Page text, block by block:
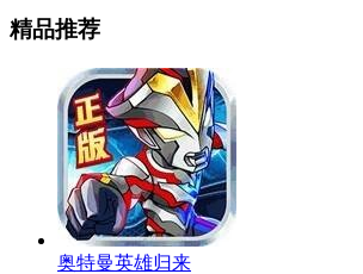
精品推荐
奥特曼英雄归来